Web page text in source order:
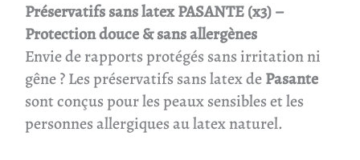
Préservatifs sans latex PASANTE (x3) –
Protection douce & sans allergènes
Envie de rapports protégés sans irritation ni
gêne ? Les préservatifs sans latex dePasante
sont conçus pour les peaux sensibles et les
personnes allergiques au latex naturel.